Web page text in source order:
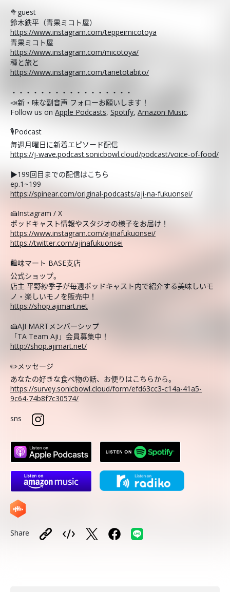
🥦guest
鈴木鉄平（青果ミコト屋）
https://www.instagram.com/teppeimicotoya
青果ミコト屋
https://www.instagram.com/micotoya/
種と旅と
https://www.instagram.com/tanetotabito/
・・・・・・・・・・・・・・・・・
📣新・味な副音声 フォローお願いします！
Follow us on Apple Podcasts, Spotify, Amazon Music.
🎙️Podcast
毎週月曜日に新着エピソード配信
https://j-wave.podcast.sonicbowl.cloud/podcast/voice-of-food/
▶︎199回目までの配信はこちら
ep.1~199
https://spinear.com/original-podcasts/aji-na-fukuonsei/
🍰Instagram / X
ポッドキャスト情報やスタジオの様子をお届け！
https://www.instagram.com/ajinafukuonsei/
https://twitter.com/ajinafukuonsei
🛍️味マート BASE支店
公式ショップ。
店主 平野紗季子が毎週ポッドキャスト内で紹介する美味しいモ
ノ・楽しいモノを販売中！
https://shop.ajimart.net
🍰AJI MARTメンバーシップ
「TA Team Aji」会員募集中！
http://shop.ajimart.net/
✏️メッセージ
あなたの好きな食べ物の話、お便りはこちらから。
https://survey.sonicbowl.cloud/form/efd63cc3-c14a-41a5-
9c64-74b8f7c30574/
sns
Share